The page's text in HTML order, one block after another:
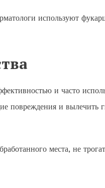
используют
и часто
повреждения и
места, не